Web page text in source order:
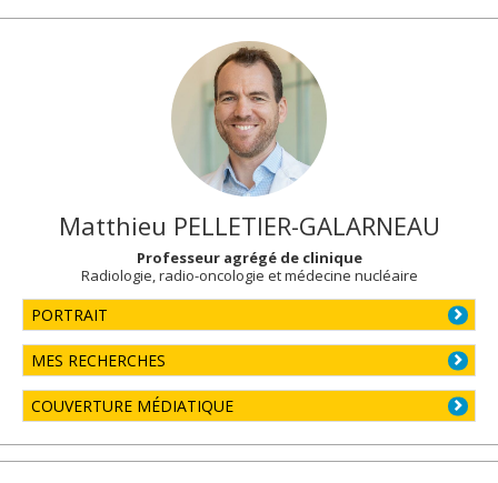
Matthieu PELLETIER-GALARNEAU
Professeur agrégé de clinique
Radiologie, radio-oncologie et médecine nucléaire
PORTRAIT
MES RECHERCHES
COUVERTURE MÉDIATIQUE